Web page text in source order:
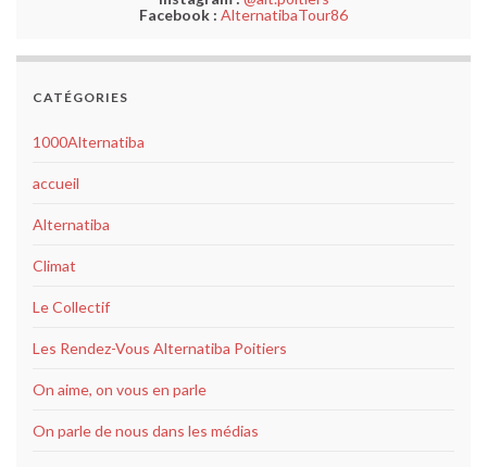
Facebook : AlternatibaTour86
CATÉGORIES
1000Alternatiba
accueil
Alternatiba
Climat
Le Collectif
Les Rendez-Vous Alternatiba Poitiers
On aime, on vous en parle
On parle de nous dans les médias